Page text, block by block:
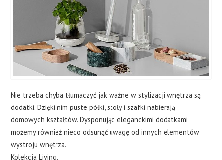
Nie trzeba chyba tłumaczyć jak ważne w stylizacji wnętrza są
dodatki. Dzięki nim puste półki, stoły i szafki nabierają
domowych kształtów. Dysponując eleganckimi dodatkami
możemy również nieco odsunąć uwagę od innych elementów
wystroju wnętrza.
Kolekcja Living,